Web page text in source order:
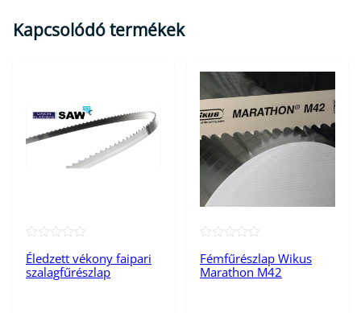
Kapcsolódó termékek
Éledzett vékony faipari
szalagfűrészlap
Fémfűrészlap Wikus
Marathon M42